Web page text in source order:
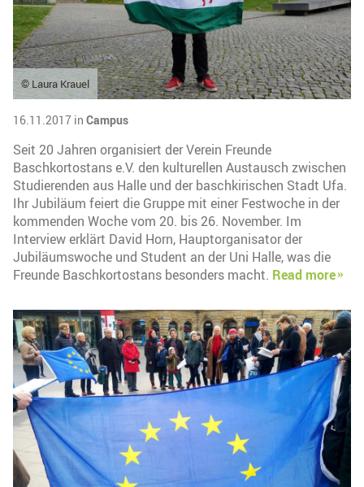
© Laura Krauel
16.11.2017 in Campus
Seit 20 Jahren organisiert der Verein Freunde
Baschkortostans e.V. den kulturellen Austausch zwischen
Studierenden aus Halle und der baschkirischen Stadt Ufa.
Ihr Jubiläum feiert die Gruppe mit einer Festwoche in der
kommenden Woche vom 20. bis 26. November. Im
Interview erklärt David Horn, Hauptorganisator der
Jubiläumswoche und Student an der Uni Halle, was die
Freunde Baschkortostans besonders macht. Read more